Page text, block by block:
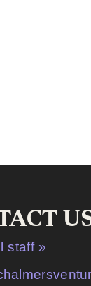
staff »